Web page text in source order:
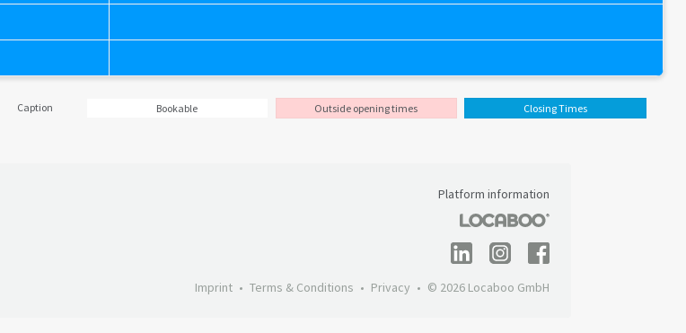
Caption Bookable Outside opening times Closing Times
Platform information
Imprint Terms & Conditions Privacy © 2026 Locaboo GmbH